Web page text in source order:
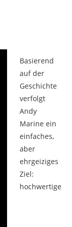
Basierend
auf der
Geschichte
verfolgt
Andy
Marine ein
einfaches,
aber
ehrgeiziges
Ziel:
hochwertige